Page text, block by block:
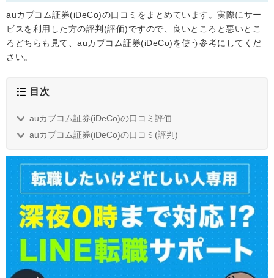
auカブコム証券(iDeCo)の口コミをまとめています。実際にサー
ビスを利用した方の評判(評価)ですので、良いところと悪いとこ
ろどちらも見て、auカブコム証券(iDeCo)を使う参考にしてくだ
さい。
目次
auカブコム証券(iDeCo)の口コミ評価
auカブコム証券(iDeCo)の口コミ(評判)